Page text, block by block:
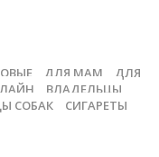
ДЛЯ МАМ
ДЛЯ
ВЛАДЕЛЬЦЫ
СОБАК СИГАРЕТЫ